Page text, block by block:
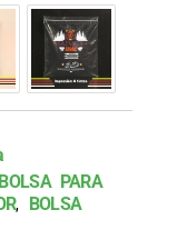
BOLSA PARA
, BOLSA